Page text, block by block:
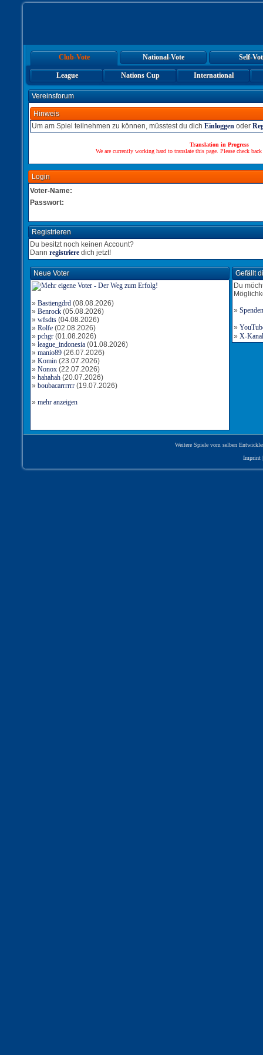
Club-Vote National-Vote Self-
League Nations Cup International
Vereinsforum
Hinweis
Um am Spiel teilnehmen zu können, müsstest du dich Einloggen oder
Translation in Progress
We are currently working hard to translate this page. Please check
Login
Voter-Name:
Passwort:
Registrieren
Du besitzt noch keinen Account?
Dann registriere dich jetzt!
Neue Voter
» Bastiengdrd (08.08.2026)
» Benrock (05.08.2026)
» wfsdts (04.08.2026)
» Rolfe (02.08.2026)
» pchgr (01.08.2026)
» league_indonesia (01.08.2026)
» manio89 (26.07.2026)
» Komin (23.07.2026)
» Nonox (22.07.2026)
» hahahah (20.07.2026)
» boubacarrrrrr (19.07.2026)
» mehr anzeigen
Gefällt
Du
» Spenden
»
» X-
Weitere Spiele vom selben
Imprint